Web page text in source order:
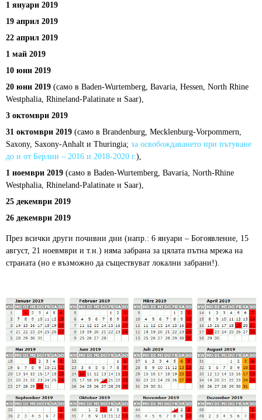
1 януари 2019
19 април 2019
22 април 2019
1 май 2019
10 юни 2019
20 юни 2019 (само в Baden-Wurtemberg, Bavaria, Hessen, North Rhine
Westphalia, Rhineland-Palatinate и Saar),
3 октомври 2019
31 октомври 2019 (само в Brandenburg, Mecklenburg-Vorpommern,
Saxony, Saxony-Anhalt и Thuringia; за освобождаването при пътуване
до и от Берлин – 2016 и 2018-2020 г.),
1 ноември 2019 (само в Baden-Wurtemberg, Bavaria, North-Rhine
Westphalia, Rhineland-Palatinate и Saar),
25 декември 2019
26 декември 2019
През всички други почивни дни (напр.: 6 януари – Богоявление, 15
август, 21 ноевмври и т.н.) няма забрана за цялата пътна мрежа на
страната (но е възможно да съществуват локални забрани!).